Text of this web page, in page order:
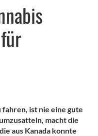
ist nie eine gute
macht die
aus Kanada konnte